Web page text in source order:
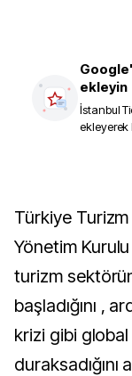
ekleyin
İstanbul
ekleyerek
Türkiye Turizm Yatırımcıları Derneği (TTYD)
Yönetim
turizm
başladığını ,
krizi gibi